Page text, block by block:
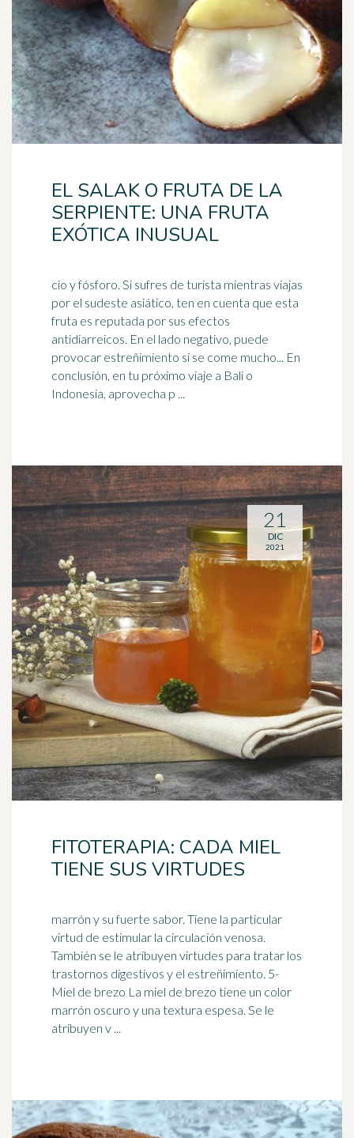
EL SALAK O FRUTA DE LA
SERPIENTE: UNA FRUTA
EXÓTICA INUSUAL
cio y fósforo. Si sufres de turista mientras viajas
por el sudeste asiático, ten en cuenta que esta
fruta es reputada por sus efectos
antidiarreicos. En el lado negativo, puede
provocar estreñimiento si se come mucho... En
conclusión, en tu próximo viaje a Bali o
Indonesia, aprovecha p ...
FITOTERAPIA: CADA MIEL
TIENE SUS VIRTUDES
marrón y su fuerte sabor. Tiene la particular
virtud de estimular la circulación venosa.
También se le atribuyen virtudes para tratar los
trastornos digestivos y el estreñimiento. 5-
Miel de brezo La miel de brezo tiene un color
marrón oscuro y una textura espesa. Se le
atribuyen v ...
21
DIC
2021